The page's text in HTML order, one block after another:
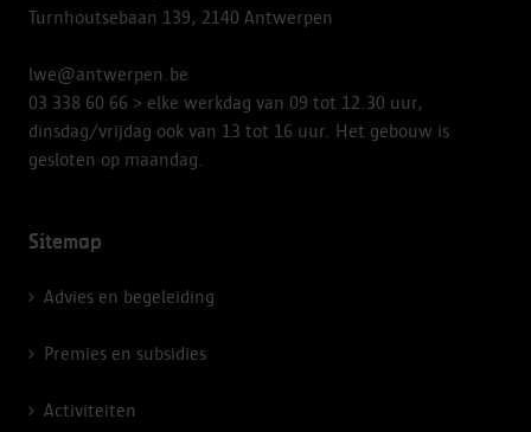
Turnhoutsebaan 139, 2140 Antwerpen
lwe@antwerpen.be
03 338 60 66 > elke werkdag van 09 tot 12.30 uur,
dinsdag/vrijdag ook van 13 tot 16 uur. Het gebouw is
gesloten op maandag.
Sitemap
Advies en begeleiding
Premies en subsidies
Activiteiten